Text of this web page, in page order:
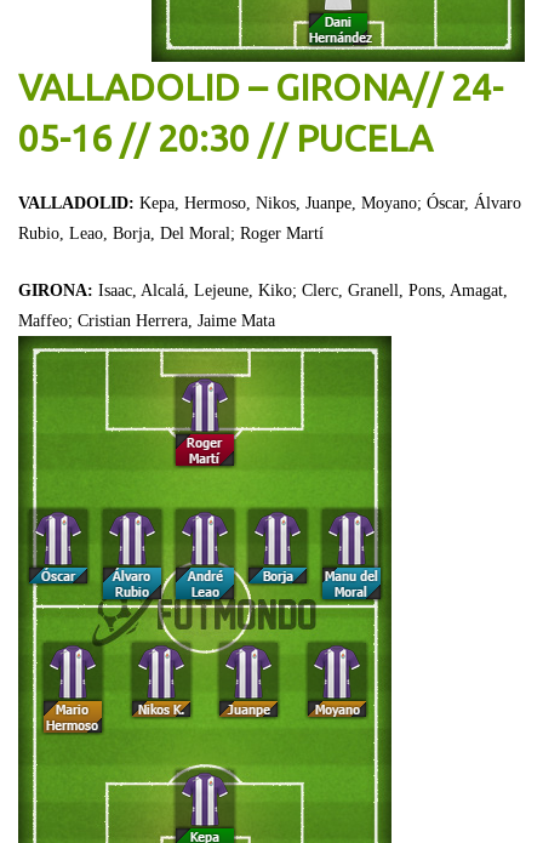
VALLADOLID – GIRONA// 24-
05-16 // 20:30 // PUCELA
VALLADOLID: Kepa, Hermoso, Nikos, Juanpe, Moyano; Óscar, Álvaro
Rubio, Leao, Borja, Del Moral; Roger Martí
GIRONA: Isaac, Alcalá, Lejeune, Kiko; Clerc, Granell, Pons, Amagat,
Maffeo; Cristian Herrera, Jaime Mata